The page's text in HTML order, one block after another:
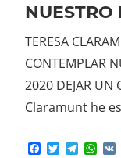
NUESTRO
TERESA
CONTEMPLAR
2020 DEJAR UN
Claramunt he
Facebook
Twitter